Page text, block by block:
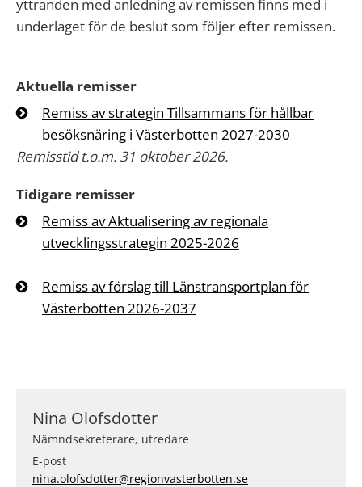
yttranden med anledning av remissen finns med i
underlaget för de beslut som följer efter remissen.
Aktuella remisser
Remiss av strategin Tillsammans för hållbar
besöksnäring i Västerbotten 2027-2030
Remisstid t.o.m. 31 oktober 2026.
Tidigare remisser
Remiss av Aktualisering av regionala
utvecklingsstrategin 2025-2026
Remiss av förslag till Länstransportplan för
Västerbotten 2026-2037
Nina Olofsdotter
Nämndsekreterare, utredare
E-post
nina.olofsdotter@regionvasterbotten.se